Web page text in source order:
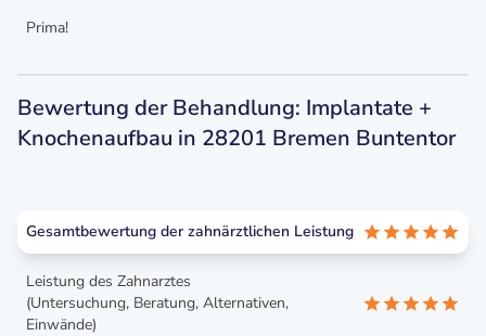
Prima!
Bewertung der Behandlung: Implantate +
Knochenaufbau in 28201 Bremen Buntentor
Gesamtbewertung der zahnärztlichen Leistung
Leistung des Zahnarztes
(Untersuchung, Beratung, Alternativen,
Einwände)